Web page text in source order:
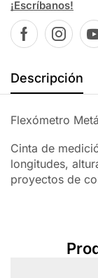
¡Escríbanos!
Descripción
Flexómetro
Cinta de
longitudes,
proyectos de